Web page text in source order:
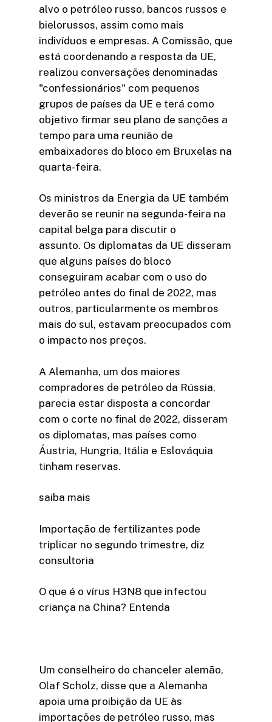
alvo o petróleo russo, bancos russos e
bielorussos, assim como mais
indivíduos e empresas. A Comissão, que
está coordenando a resposta da UE,
realizou conversações denominadas
"confessionários" com pequenos
grupos de países da UE e terá como
objetivo firmar seu plano de sanções a
tempo para uma reunião de
embaixadores do bloco em Bruxelas na
quarta-feira.
Os ministros da Energia da UE também
deverão se reunir na segunda-feira na
capital belga para discutir o
assunto. Os diplomatas da UE disseram
que alguns países do bloco
conseguiram acabar com o uso do
petróleo antes do final de 2022, mas
outros, particularmente os membros
mais do sul, estavam preocupados com
o impacto nos preços.
A Alemanha, um dos maiores
compradores de petróleo da Rússia,
parecia estar disposta a concordar
com o corte no final de 2022, disseram
os diplomatas, mas países como
Áustria, Hungria, Itália e Eslováquia
tinham reservas.
saiba mais
Importação de fertilizantes pode
triplicar no segundo trimestre, diz
consultoria
O que é o vírus H3N8 que infectou
criança na China? Entenda
Um conselheiro do chanceler alemão,
Olaf Scholz, disse que a Alemanha
apoia uma proibição da UE às
importações de petróleo russo, mas